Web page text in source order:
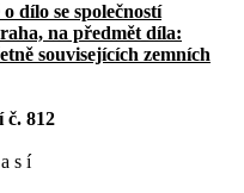
dílo se společností
na předmět díla:
souvisejících zemních
č. 812
s í